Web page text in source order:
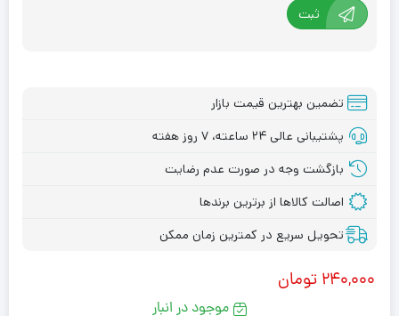
ثبت
تضمین بهترین قیمت بازار
پشتیبانی عالی ۲۴ ساعته، ۷ روز هفته
بازگشت وجه در صورت عدم رضایت
اصالت کالاها از برترین برندها
تحویل سریع در کمترین زمان ممکن
۲۴۰,۰۰۰ تومان
موجود در انبار